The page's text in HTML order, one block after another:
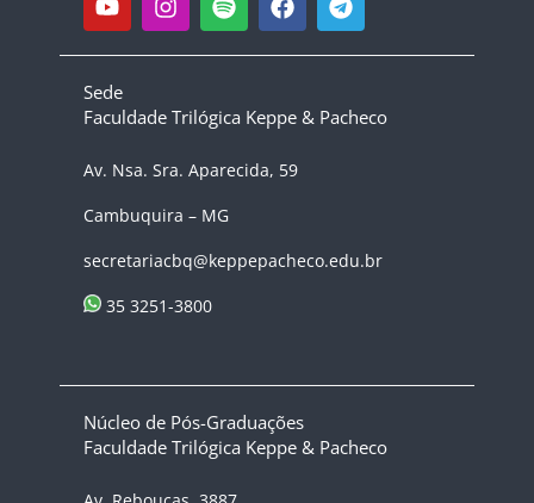
Sede
Faculdade Trilógica Keppe & Pacheco
Av. Nsa. Sra. Aparecida, 59
Cambuquira – MG
secretariacbq@keppepacheco.edu.br
35 3251-3800
Núcleo de Pós-Graduações
Faculdade Trilógica Keppe & Pacheco